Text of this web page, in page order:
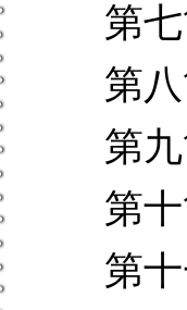
第七
第八
第九
第十
第十